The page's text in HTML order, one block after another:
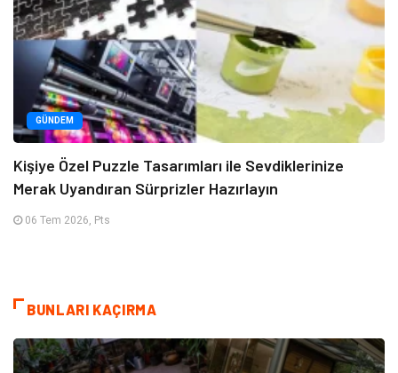
GÜNDEM
Kişiye Özel Puzzle Tasarımları ile Sevdiklerinize
Merak Uyandıran Sürprizler Hazırlayın
06 Tem 2026, Pts
BUNLARI KAÇIRMA